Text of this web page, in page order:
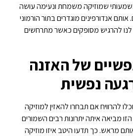
שמוזיקה משמחת ונעימה עושה
אותם אנדורפינים מוגדרים בתור הורמוני
להרגיש מסופקים כאשר מתרחשים
של האזנה
נפשית
להרוויח אם תבחרו להאזין למוזיקה
מביאה איתה יתרונות רבים השמורים
מראש. כך תדעו היטב איזו מוזיקה